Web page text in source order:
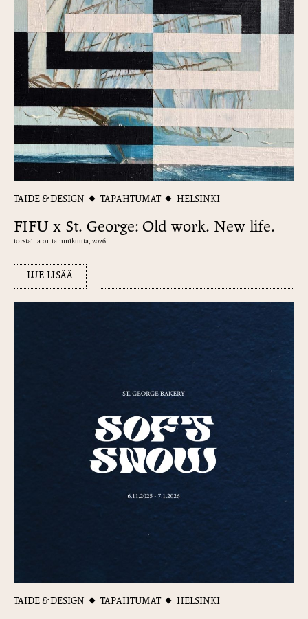
TAIDE & DESIGN TAPAHTUMAT HELSINKI
FIFU x St. George: Old work. New life.
torstaina 01 tammikuuta, 2026
LUE LISÄÄ
TAIDE & DESIGN TAPAHTUMAT HELSINKI